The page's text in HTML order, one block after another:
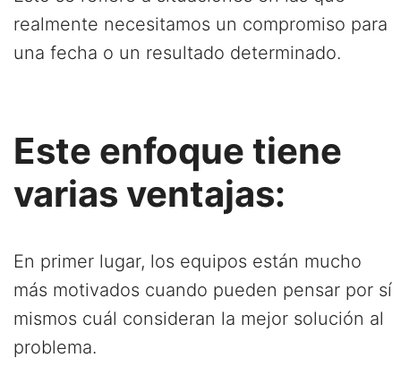
realmente necesitamos un compromiso para
una fecha o un resultado determinado.
Este enfoque tiene
varias ventajas:
En primer lugar, los equipos están mucho
más motivados cuando pueden pensar por sí
mismos cuál consideran la mejor solución al
problema.